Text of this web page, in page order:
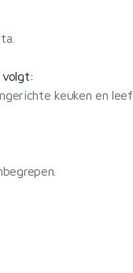
volgt:
keuken en